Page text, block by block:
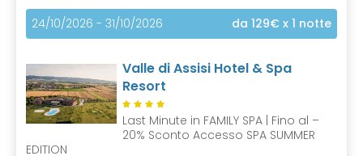
24/10/2026 - 31/10/2026 da 129€ x 1 notte
Valle di Assisi Hotel & Spa
Resort
Last Minute in FAMILY SPA | Fino al –
20% Sconto Accesso SPA SUMMER
EDITION